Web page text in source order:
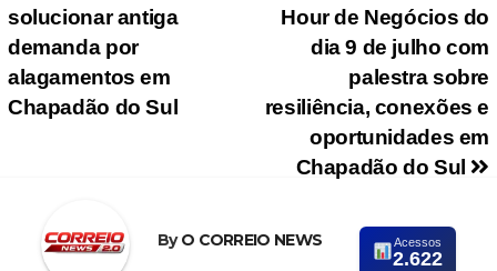
Hour de Negócios do
dia 9 de julho com
palestra sobre
resiliência, conexões e
oportunidades em
Chapadão do Sul
solucionar antiga
demanda por
alagamentos em
Chapadão do Sul
ByO CORREIO NEWS Acessos
2.622